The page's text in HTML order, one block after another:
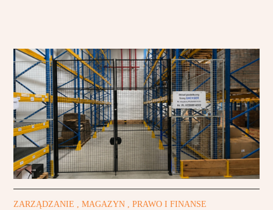
ZARZĄDZANIE , MAGAZYN , PRAWO I FINANSE